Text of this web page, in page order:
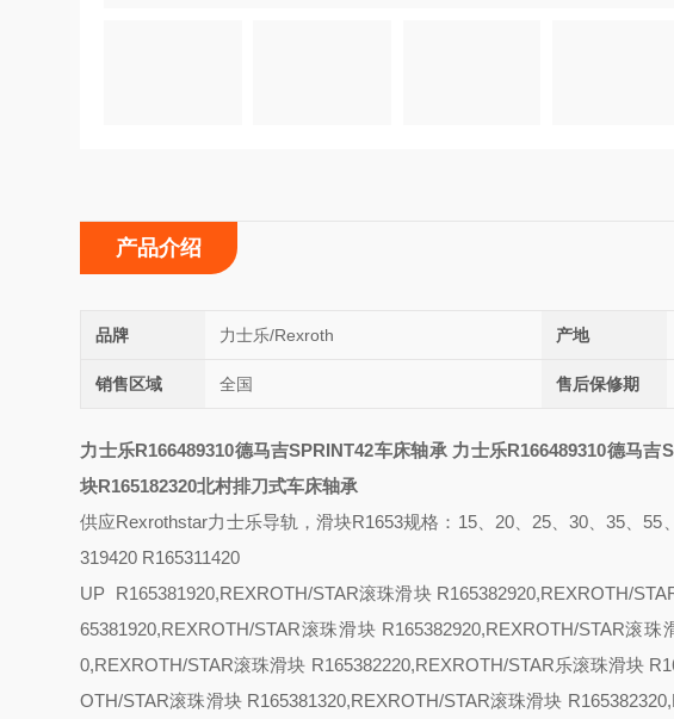
产品介绍
品牌 力士乐/Rexroth 产地
销售区域 全国 售后保修期
力士乐R166489310德马吉SPRINT42车床轴承 力士乐R166489310德马吉
块R165182320北村排刀式车床轴承
供应Rexrothstar力士乐导轨，滑块R1653规格： 15、20、25、30、35、55
319420 R165311420
UP R165381920,REXROTH/STAR滚珠滑块 R165382920,REXROTH/
65381920,REXROTH/STAR滚珠滑块 R165382920,REXROTH/STAR滚
0,REXROTH/STAR滚珠滑块 R165382220,REXROTH/STAR乐滚珠滑块
OTH/STAR滚珠滑块 R165381320,REXROTH/STAR滚珠滑块